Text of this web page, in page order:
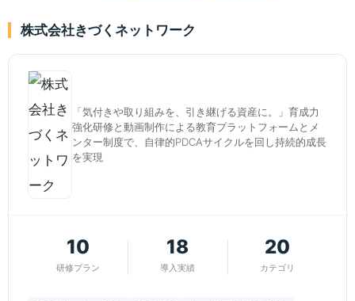
株式会社きづくネットワーク
「気付きや取り組みを、引き継げる資産に。」育成力
強化研修と動画制作による教育プラットフォームとメ
ンター制度で、自律的PDCAサイクルを回し持続的成長
を実現
10
研修プラン
18
導入実績
20
カテゴリ